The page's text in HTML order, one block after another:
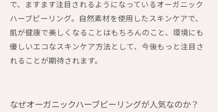
で、ますます注目されるようになっているオーガニック
ハーブピーリング。自然素材を使用したスキンケアで、
肌が健康で美しくなることはもちろんのこと、環境にも
優しいエコなスキンケア方法として、今後もっと注目さ
れることが期待されます。
なぜオーガニックハーブピーリングが人気なのか？